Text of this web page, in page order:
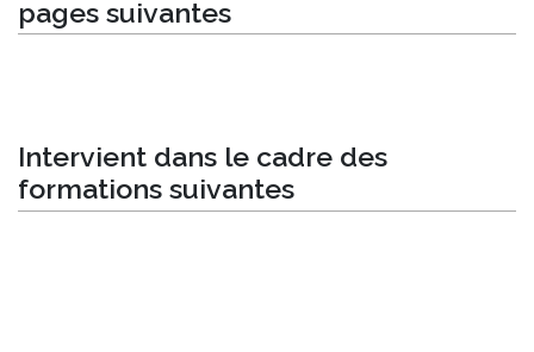
pages suivantes
Intervient dans le cadre des
formations suivantes